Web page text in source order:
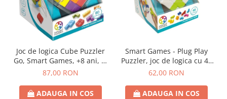
Joc de logica Cube Puzzler
Go, Smart Games, +8 ani, lb
romana
87,00 RON
ADAUGA IN COS
Smart Games - Plug Play
Puzzler, joc de logica cu 48
de provocari, 6+ ani, lb
62,00 RON
ADAUGA IN COS